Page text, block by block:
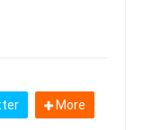
More